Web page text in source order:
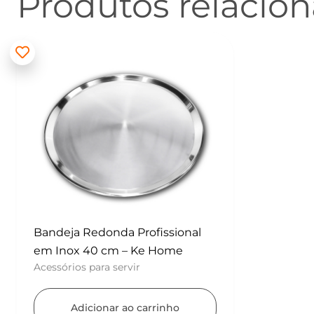
Bandeja Redonda Profissional
em Inox 40 cm – Ke Home
Acessórios para servir
Adicionar ao carrinho